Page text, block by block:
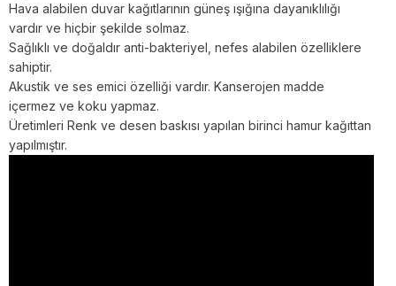
Hava alabilen duvar kağıtlarının güneş ışığına dayanıklılığı
vardır ve hiçbir şekilde solmaz.
Sağlıklı ve doğaldır anti-bakteriyel, nefes alabilen özelliklere
sahiptir.
Akustik ve ses emici özelliği vardır. Kanserojen madde
içermez ve koku yapmaz.
Üretimleri Renk ve desen baskısı yapılan birinci hamur kağıttan
yapılmıştır.